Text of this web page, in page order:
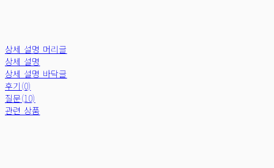
상세 설명 머리글
상세 설명
상세 설명 바닥글
후기(0)
질문(10)
관련 상품